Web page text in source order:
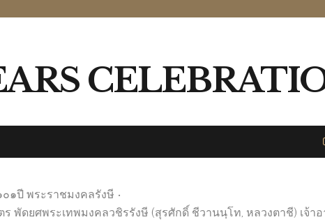
๑ปี พระราชมงคลรังษี •
ศพระเทพมงคลวชิรรังษี (สุรศักดิ์ ชีวานนฺโท, หลวงตาชี) เจ้าอ